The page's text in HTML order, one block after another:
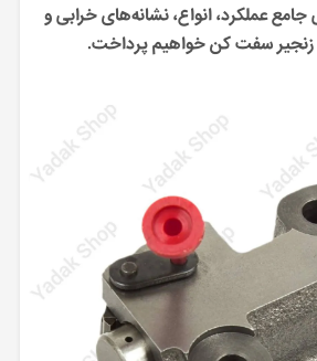
جامع عملکرد، انواع، نشانه‌های خرابی و
زنجیر سفت کن خواهیم پرداخت.